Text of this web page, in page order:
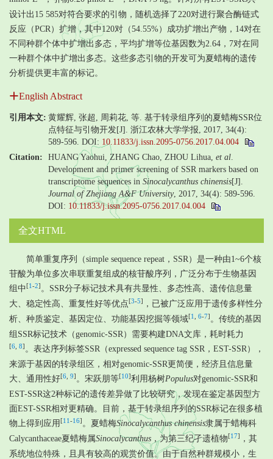
设计出15 585对符合要求的引物，随机选择了220对进行聚合酶链式
反应（PCR）扩增，其中120对（54.55%）成功扩增出产物，14对在
不同种群个体中扩增出多态，平均扩增等位基因数为2.64，7对在同
一种群个体中扩增出多态。这些多态引物的开发可为夏蜡梅的遗传
分析提供更丰富的标记。
English Abstract
引用本文: 黄耀辉, 张超, 周莉花, 等. 基于转录组序列的夏蜡梅SSR位
点特征与引物开发[J]. 浙江农林大学学报, 2017, 34(4):
589-596. DOI: 10.11833/j.issn.2095-0756.2017.04.004
Citation:
HUANG Yaohui, ZHANG Chao, ZHOU Lihua, et al
Development and primer screening of SSR markers based on
transcriptome sequences in Sinocalycanthus chinensis[J].
Journal of Zhejiang A&F University, 2017, 34(4): 589-596.
DOI: 10.11833/j.issn.2095-0756.2017.04.004
全文HTML
简单重复序列（simple sequence repeat，SSR）是一种由1~6个核
苷酸为单位多次串联重复组成的核苷酸序列，广泛分布于生物基因
组中 [1 -2] 。SSR分子标记技术具有共显性、多态性高、遗传信息量
大、稳定性高、重复性好等优点[3-5]
，已被广泛应用于遗传多样性分
析、种质鉴定、基因定位、功能基因挖掘等领域[1 6-7] 。传统的基因
组SSR标记技术（genomic-SSR）需要构建DNA文库，耗时耗力
[6 8] 。表达序列标签SSR（expressed sequence tag SSR，EST-SSR），
来源于基因的转录组区，相对genomic-SSR更简便，经济且信息量
大、通用性好[6 9] 。宋跃朋等[10]利用杨树Populus对genomic-SSR和
EST-SSR这2种标记的遗传差异做了比较研究，发现在鉴定基因型方
面EST-SSR相对更精确。目前，基于转录组序列的SSR标记在很多植
物上得到应用 [11 -16] 。夏蜡梅Sinocalycanthus chinensis隶属于蜡梅科
Calycanthaceae夏蜡梅属Sinocalycanthus ，为第三纪孑遗植物[17]
，其
系统地位特殊，且具有较高的观赏价值。由于自然种群规模小，生